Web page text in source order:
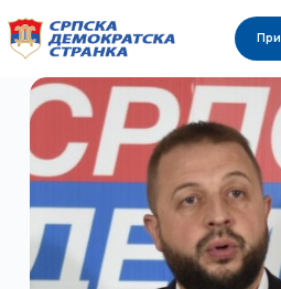
О нама
Органи странке
Вијести
Изабрани представници
Контакт